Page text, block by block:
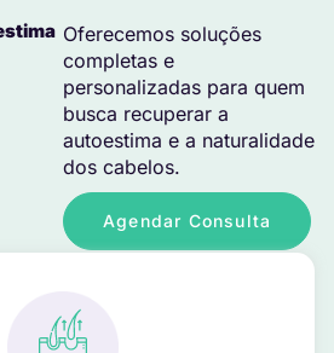
Oferecemos soluções
completas e
personalizadas para quem
busca recuperar a
autoestima e a naturalidade
dos cabelos.
Agendar Consulta